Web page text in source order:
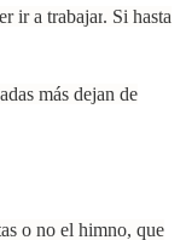
ir a trabajar. Si hasta
más dejan de
o no el himno, que